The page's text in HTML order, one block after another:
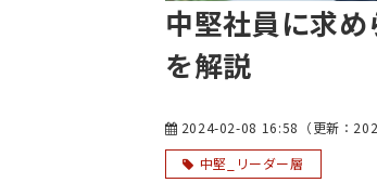
中堅社員に求
を解説
2024-02-08 16:58 （更新：
中堅_リーダー層